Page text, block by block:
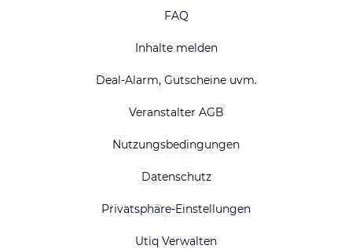
FAQ
Inhalte melden
Deal-Alarm, Gutscheine uvm.
Veranstalter AGB
Nutzungsbedingungen
Datenschutz
Privatsphäre-Einstellungen
Utiq Verwalten